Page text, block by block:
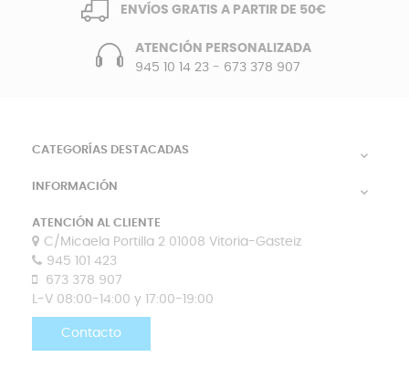
ENVÍOS GRATIS A PARTIR DE 50€
ATENCIÓN PERSONALIZADA
945 10 14 23- 673 378 907
CATEGORÍAS DESTACADAS 
INFORMACIÓN 
ATENCIÓN AL CLIENTE
C/Micaela Portilla 2 01008 Vitoria-Gasteiz
945 101 423
673 378 907
L-V 08:00-14:00 y 17:00-19:00
Contacto